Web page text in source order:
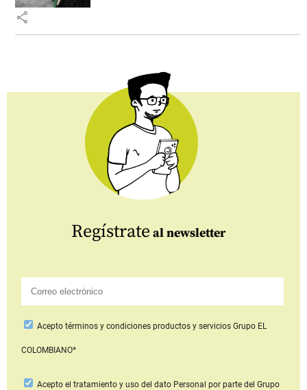
share
Regístrate al newsletter
Aceptotérminos y condiciones productos y serviciosGrupo EL
COLOMBIANO*
Acepto el tratamiento y uso del dato Personal por parte del Grupo